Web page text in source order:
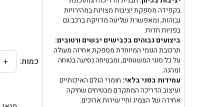
בקפידה מספקת יציבות מצוינת במהירויות
גבוהות, ומאפשרת שליטה מדויקת ברכב גם
בפניות חדות.
ביצועים גבוהים בכבישים יבשים ורטובים:
תרכובת הגומי המיוחדת מספקת אחיזה מעולה
על כל סוגי המשטחים, ומבטיחה נסיעה בטוחה
ומהנה.
עמידות בפני בלאי: חומרי הגלם האיכותיים
ועיצוב הדריכה המתקדם מבטיחים שחיקה
אחידה של הצמיג וחיי שירות ארוכים.
בן כמות: +